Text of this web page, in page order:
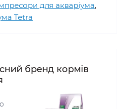
для акваріума,
Tetra
бренд кормів